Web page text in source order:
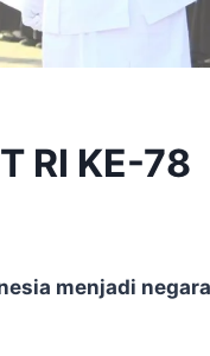
RI KE-78
menjadi